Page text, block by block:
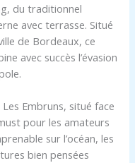
du traditionnel
avec terrasse. Situé
de Bordeaux, ce
avec succès l’évasion
Embruns, situé face
pour les amateurs
sur l’océan, les
bien pensées